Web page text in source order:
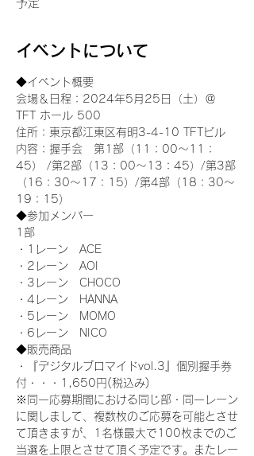
予定
イベントについて
◆イベント概要
会場＆日程：2024年5月25日（土）＠
TFT ホール 500
住所：東京都江東区有明3-4-10 TFTビル
内容：握手会　第1部（11：00～11：
45） /第2部（13：00～13：45）/第3部
（16：30～17：15）/第4部（18：30～
19：15）
◆参加メンバー
1部
・1レーン　ACE
・2レーン　AOI
・3レーン　CHOCO
・4レーン　HANNA
・5レーン　MOMO
・6レーン　NICO
◆販売商品
・『デジタルブロマイドvol.3』個別握手券
付・・・1,650円(税込み)
※同一応募期間における同じ部・同一レーン
に関しまして、複数枚のご応募を可能とさせ
て頂きますが、1名様最大で100枚までのご
当選を上限とさせて頂く予定です。またレー